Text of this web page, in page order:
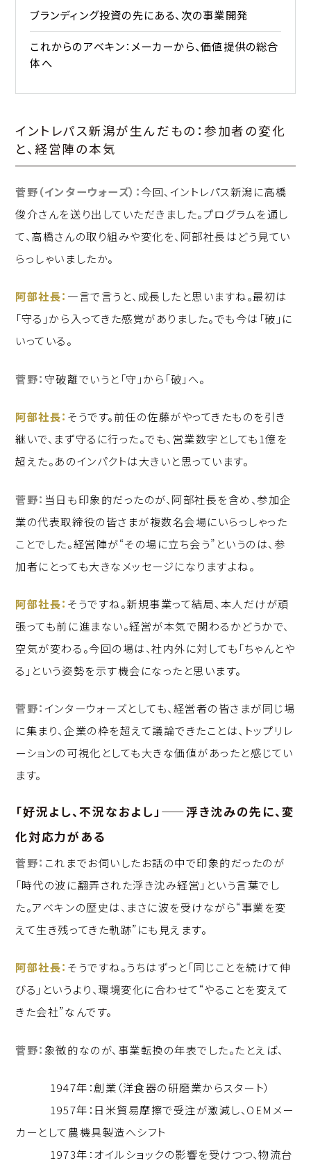
ブランディング投資の先にある、次の事業開発
これからのアベキン：メーカーから、価値提供の総合
体へ
イントレパス新潟が生んだもの：参加者の変化
と、経営陣の本気
菅野（インターウォーズ）：今回、イントレパス新潟に高橋
俊介さんを送り出していただきました。プログラムを通し
て、高橋さんの取り組みや変化を、阿部社長はどう見てい
らっしゃいましたか。
阿部社長： 一言で言うと、成長したと思いますね。最初は
「守る」から入ってきた感覚がありました。でも今は「破」に
いっている。
菅野：守破離でいうと「守」から「破」へ。
阿部社長： そうです。前任の佐藤がやってきたものを引き
継いで、まず守るに行った。でも、営業数字としても1億を
超えた。あのインパクトは大きいと思っています。
菅野： 当日も印象的だったのが、阿部社長を含め、参加企
業の代表取締役の皆さまが複数名会場にいらっしゃった
ことでした。経営陣が“その場に立ち会う”というのは、参
加者にとっても大きなメッセージになりますよね。
阿部社長： そうですね。新規事業って結局、本人だけが頑
張っても前に進まない。経営が本気で関わるかどうかで、
空気が変わる。今回の場は、社内外に対しても「ちゃんとや
る」という姿勢を示す機会になったと思います。
菅野：インターウォーズとしても、経営者の皆さまが同じ場
に集まり、企業の枠を超えて議論できたことは、トップリレ
ーションの可視化としても大きな価値があったと感じてい
ます。
「好況よし、不況なおよし」——浮き沈みの先に、変
化対応力がある
菅野： これまでお伺いしたお話の中で印象的だったのが
「時代の波に翻弄された浮き沈み経営」という言葉でし
た。アベキンの歴史は、まさに波を受けながら“事業を変
えて生き残ってきた軌跡”にも見えます。
阿部社長： そうですね。うちはずっと「同じことを続けて伸
びる」というより、環境変化に合わせて“やることを変えて
きた会社”なんです。
菅野：象徴的なのが、事業転換の年表でした。たとえば、
1947年：創業（洋食器の研磨業からスタート）
1957年：日米貿易摩擦で受注が激減し、OEMメー
カーとして農機具製造へシフト
1973年：オイルショックの影響を受けつつ、物流台